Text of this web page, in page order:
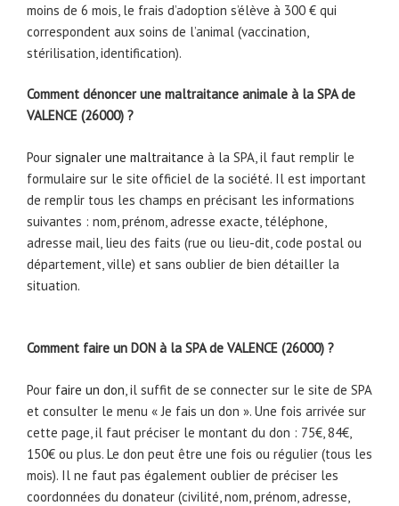
moins de 6 mois, le frais d’adoption s’élève à 300 € qui
correspondent aux soins de l’animal (vaccination,
stérilisation, identification).
Comment dénoncer une maltraitance animale à la SPA de
VALENCE (26000) ?
Pour signaler une maltraitance à la SPA, il faut remplir le
formulaire sur le site officiel de la société. Il est important
de remplir tous les champs en précisant les informations
suivantes : nom, prénom, adresse exacte, téléphone,
adresse mail, lieu des faits (rue ou lieu-dit, code postal ou
département, ville) et sans oublier de bien détailler la
situation.
Comment faire un DON à la SPA de VALENCE (26000) ?
Pour faire un don, il suffit de se connecter sur le site de SPA
et consulter le menu « Je fais un don ». Une fois arrivée sur
cette page, il faut préciser le montant du don : 75€, 84€,
150€ ou plus. Le don peut être une fois ou régulier (tous les
mois). Il ne faut pas également oublier de préciser les
coordonnées du donateur (civilité, nom, prénom, adresse,